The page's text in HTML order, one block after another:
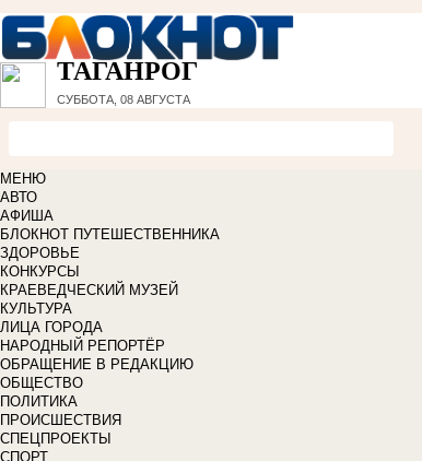
ТАГАНРОГ
СУББОТА, 08 АВГУСТА
МЕНЮ
АВТО
АФИША
БЛОКНОТ ПУТЕШЕСТВЕННИКА
ЗДОРОВЬЕ
КОНКУРСЫ
КРАЕВЕДЧЕСКИЙ МУЗЕЙ
КУЛЬТУРА
ЛИЦА ГОРОДА
НАРОДНЫЙ РЕПОРТЁР
ОБРАЩЕНИЕ В РЕДАКЦИЮ
ОБЩЕСТВО
ПОЛИТИКА
ПРОИСШЕСТВИЯ
СПЕЦПРОЕКТЫ
СПОРТ